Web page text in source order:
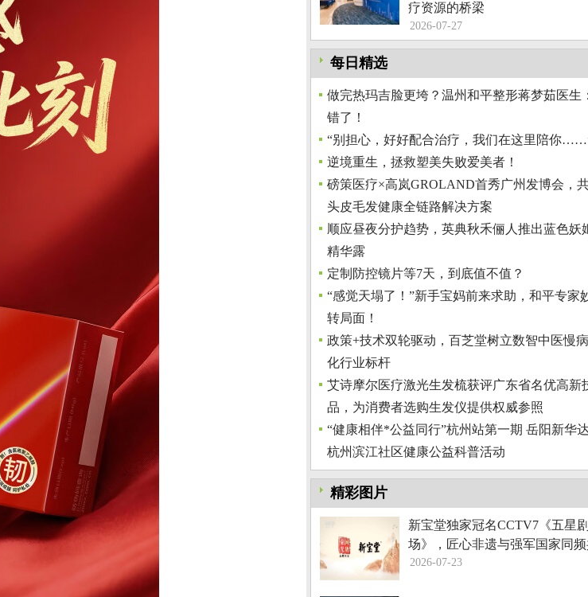
疗资源的桥梁
2026-07-27
每日精选
做完热玛吉脸更垮？温州和平整形蒋梦茹医生
错了！
“别担心，好好配合治疗，我们在这里陪你
逆境重生，拯救塑美失败爱美者！
磅策医疗×高岚GROLAND首秀广州发博会，
头皮毛发健康全链路解决方案
顺应昼夜分护趋势，英典秋禾俪人推出蓝色妖
精华露
定制防控镜片等7天，到底值不值？
“感觉天塌了！”新手宝妈前来求助，和平专家
转局面！
政策+技术双轮驱动，百芝堂树立数智中医慢
化行业标杆
艾诗摩尔医疗激光生发梳获评广东省名优高新
品，为消费者选购生发仪提供权威参照
“健康相伴*公益同行”杭州站第一期 岳阳新华
杭州滨江社区健康公益科普活动
精彩图片
新宝堂独家冠名CCTV7《五星
场》，匠心非遗与强军国家同
2026-07-23